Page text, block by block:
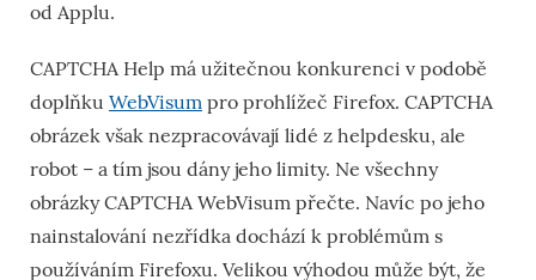
od Applu.
CAPTCHA Help má užitečnou konkurenci v podobě
doplňku WebVisum pro prohlížeč Firefox. CAPTCHA
obrázek však nezpracovávají lidé z helpdesku, ale
robot – a tím jsou dány jeho limity. Ne všechny
obrázky CAPTCHA WebVisum přečte. Navíc po jeho
nainstalování nezřídka dochází k problémům s
používáním Firefoxu. Velikou výhodou může být, že